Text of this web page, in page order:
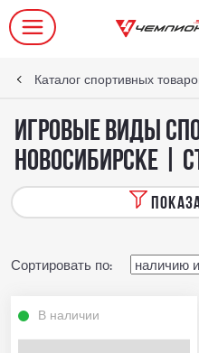
Каталог спортивных
Игровые виды
Новосибирске |
Сортировать по:
В наличии